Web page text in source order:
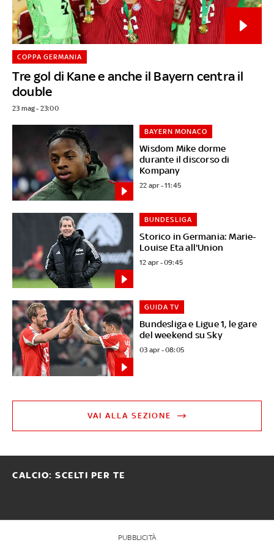
Tre gol di Kane e anche il Bayern centra il
double
COPPA GERMANIA
23 mag - 23:00
Wisdom Mike dorme
durante il discorso di
Kompany
BAYERN MONACO
22 apr - 11:45
Storico in Germania: Marie-
Louise Eta all'Union
BUNDESLIGA
12 apr - 09:45
Bundesliga e Ligue 1, le gare
del weekend su Sky
GUIDA TV
03 apr - 08:05
VAI ALLA SEZIONE
CALCIO: SCELTI PER TE
PUBBLICITÀ